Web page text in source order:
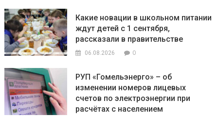
Какие новации в школьном питании
ждут детей с 1 сентября,
рассказали в правительстве
06.08.2026 0
РУП «Гомельэнерго» – об
изменении номеров лицевых
счетов по электроэнергии при
расчётах с населением